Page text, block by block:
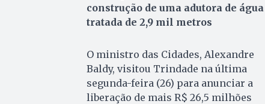
construção de uma adutora de água
tratada de 2,9 mil metros
O ministro das Cidades, Alexandre
Baldy, visitou Trindade na última
segunda-feira (26) para anunciar a
liberação de mais R$ 26,5 milhões